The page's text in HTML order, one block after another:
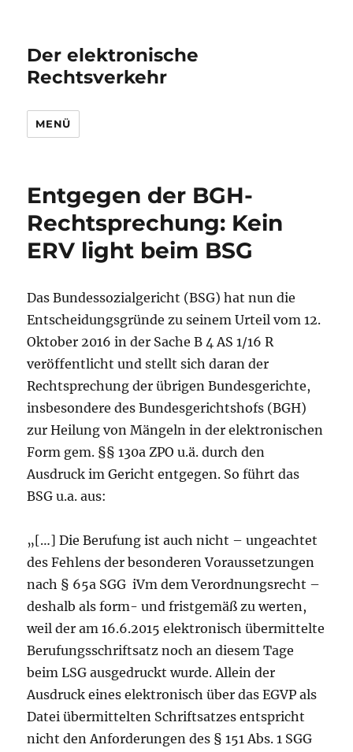
Der elektronische
Rechtsverkehr
MENÜ
Entgegen der BGH-
Rechtsprechung: Kein
ERV light beim BSG
Das Bundessozialgericht (BSG) hat nun die
Entscheidungsgründe zu seinem Urteil vom 12.
Oktober 2016 in der Sache B 4 AS 1/16 R
veröffentlicht und stellt sich daran der
Rechtsprechung der übrigen Bundesgerichte,
insbesondere des Bundesgerichtshofs (BGH)
zur Heilung von Mängeln in der elektronischen
Form gem. §§ 130a ZPO u.ä. durch den
Ausdruck im Gericht entgegen. So führt das
BSG u.a. aus:
„[…] Die Berufung ist auch nicht – ungeachtet
des Fehlens der besonderen Voraussetzungen
nach § 65a SGG iVm dem Verordnungsrecht –
deshalb als form- und fristgemäß zu werten,
weil der am 16.6.2015 elektronisch übermittelte
Berufungsschriftsatz noch an diesem Tage
beim LSG ausgedruckt wurde. Allein der
Ausdruck eines elektronisch über das EGVP als
Datei übermittelten Schriftsatzes entspricht
nicht den Anforderungen des § 151 Abs. 1 SGG